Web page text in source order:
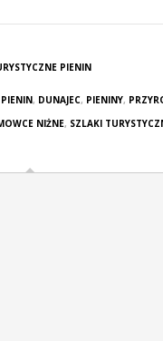
PIENIN
, DUNAJEC, PIENINY,
NIŻNE, SZLAKI